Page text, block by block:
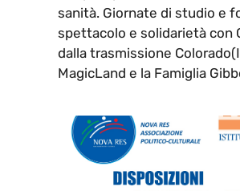
sanità. Giornate di studio e
spettacolo e solidarietà con
dalla trasmissione
MagicLand e la Famiglia